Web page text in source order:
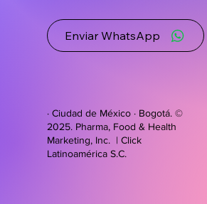
Enviar WhatsApp
· Ciudad de México · Bogotá. ©
2025. Pharma, Food & Health
Marketing, Inc. | Click
Latinoamérica S.C.